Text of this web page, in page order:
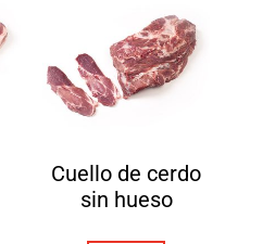
Cuello de cerdo
sin hueso